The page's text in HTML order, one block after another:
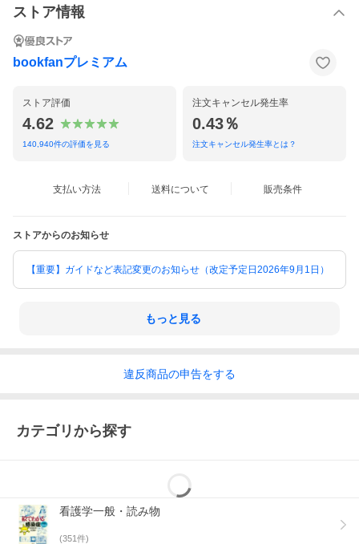
ストア情報
bookfanプレミアム
ストア評価
4.62
140,940件の評価を見る
注文キャンセル発生率
0.43％
注文キャンセル発生率とは？
支払い方法 送料について 販売条件
ストアからのお知らせ
【重要】ガイドなど表記変更のお知らせ（改定予定日2026年9月1日）
もっと見る
違反商品の申告をする
カテゴリから探す
看護学一般・読み物
(351件)